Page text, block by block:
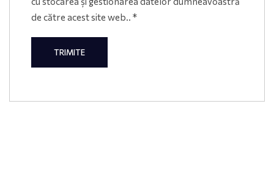
de către acest site web.. *